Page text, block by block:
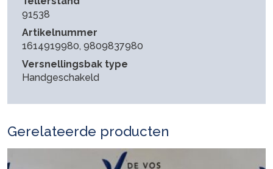
91538
Artikelnummer
1614919980, 9809837980
Versnellingsbak type
Handgeschakeld
Gerelateerde producten